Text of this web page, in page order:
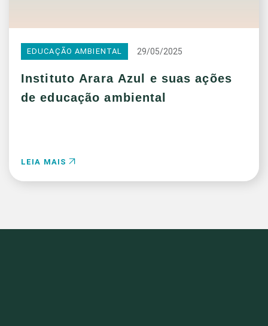
EDUCAÇÃO AMBIENTAL 29/05/2025
Instituto Arara Azul e suas ações
de educação ambiental
LEIA MAIS